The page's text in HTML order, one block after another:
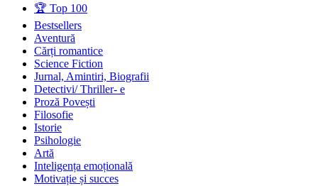
🏆 Top 100
Bestsellers
Aventură
Cărți romantice
Science Fiction
Jurnal, Amintiri, Biografii
Detectivi/ Thriller- e
Proză Povești
Filosofie
Istorie
Psihologie
Artă
Inteligența emoțională
Motivație și succes